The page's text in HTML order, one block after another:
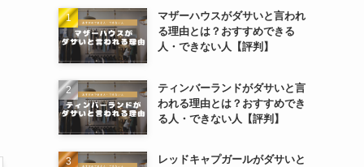
マザーハウスがダサいと言われ
る理由とは？おすすめできる
人・できない人【評判】
ティンバーランドがダサいと言
われる理由とは？おすすめでき
る人・できない人【評判】
レッドキャプガールがダサいと